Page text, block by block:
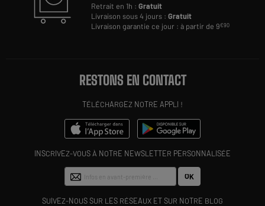
Retrait en 1h :Gratuit
Livraison sous 4 jours :Gratuit
Livraison garantie ce jour : à partir de 9€90
RESTONS EN CONTACT
TÉLÉCHARGEZ NOTRE APPLI !
INSCRIVEZ-VOUS À NOTRE NEWSLETTER PERSONNALISÉE
OK
SUIVEZ-NOUS SUR LES RÉSEAUX ET SUR NOTRE BLOG